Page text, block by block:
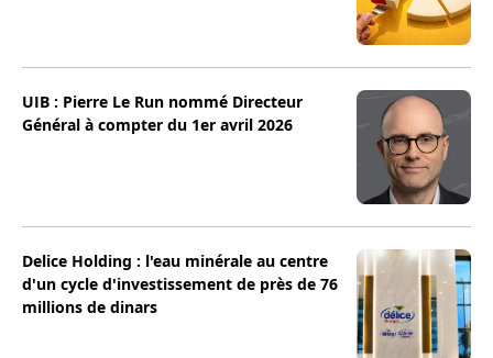
UIB : Pierre Le Run nommé Directeur
Général à compter du 1er avril 2026
Delice Holding : l'eau minérale au centre
d'un cycle d'investissement de près de 76
millions de dinars